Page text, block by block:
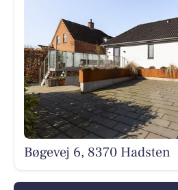
Bøgevej 6, 8370 Hadsten